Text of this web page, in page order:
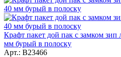
Крафт пакет дой пак с замком
мм бурый в полоску
Арт.: B23466